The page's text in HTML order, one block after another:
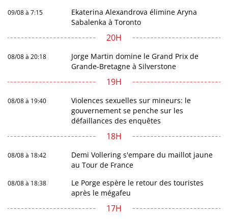
09/08 à 7:15
Ekaterina Alexandrova élimine Aryna
Sabalenka à Toronto
20H
08/08 à 20:18
Jorge Martin domine le Grand Prix de
Grande-Bretagne à Silverstone
19H
08/08 à 19:40
Violences sexuelles sur mineurs: le
gouvernement se penche sur les
défaillances des enquêtes
18H
08/08 à 18:42
Demi Vollering s'empare du maillot jaune
au Tour de France
08/08 à 18:38
Le Porge espère le retour des touristes
après le mégafeu
17H